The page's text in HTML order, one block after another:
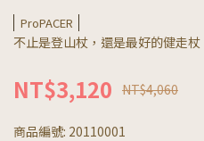
ProPACER
不止是登山杖，還是最好的健走杖
NT$3,120 NT$4,060
商品編號: 20110001